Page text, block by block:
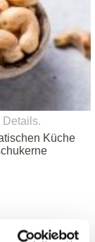
Details.
Küche